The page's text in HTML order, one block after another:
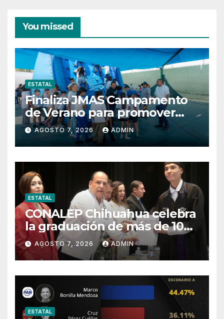
You missed
ESTATAL
Finaliza JMAS Campamento
de Verano para promover
cuidado del agua.
AGOSTO 7, 2026 ADMIN
ESTATAL
CONALEP Chihuahua celebra
la graduación de más de 100
estudiantes del Plantel
Delicias
AGOSTO 7, 2026 ADMIN
ESTATAL